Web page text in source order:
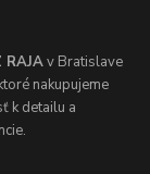
RAJAv Bratislave
nakupujeme
k detailu a